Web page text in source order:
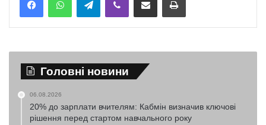
Головні новини
06.08.2026
20% до зарплати вчителям: Кабмін визначив ключові
рішення перед стартом навчального року